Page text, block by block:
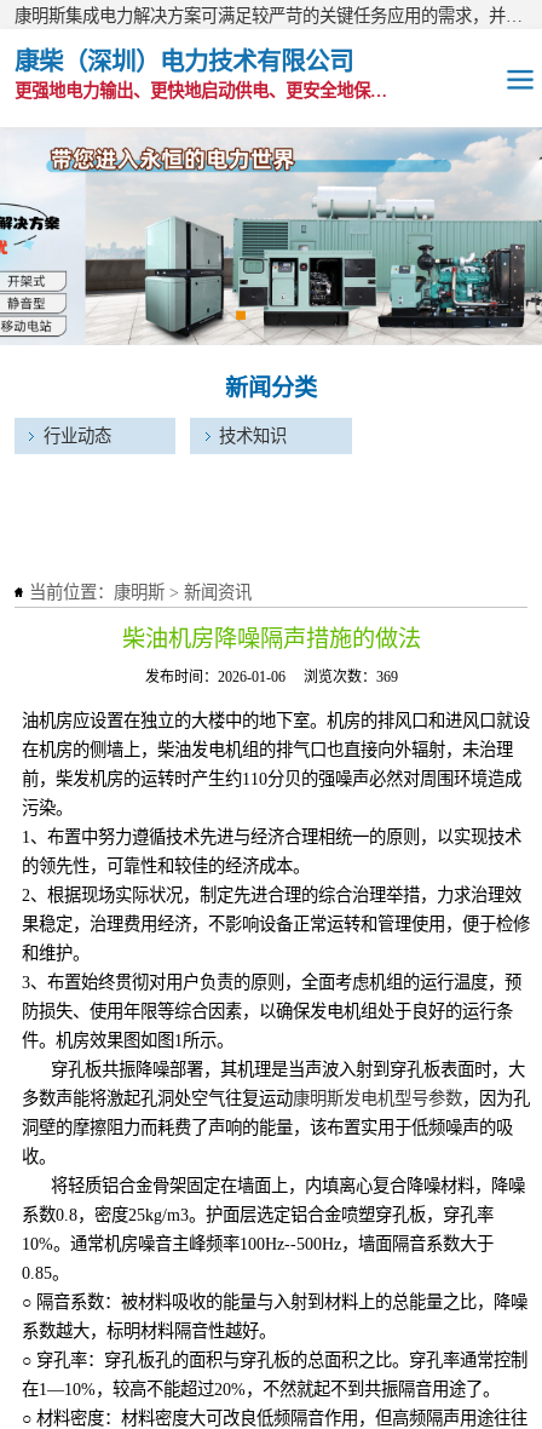
康柴（深圳）电力技术有限公司
更强地电力输出、更快地启动供电、更安全地保护功能
当前位置： 康明斯 > 新闻资讯
柴油机房降噪隔声措施的做法
发布时间：2026-01-06 浏览次数：369
油机房应设置在独立的大楼中的地下室。机房的排风口和进风口就设
在机房的侧墙上，柴油发电机组的排气口也直接向外辐射，未治理
前，柴发机房的运转时产生约110分贝的强噪声必然对周围环境造成
污染。
1、布置中努力遵循技术先进与经济合理相统一的原则，以实现技术
的领先性，可靠性和较佳的经济成本。
2、根据现场实际状况，制定先进合理的综合治理举措，力求治理效
果稳定，治理费用经济，不影响设备正常运转和管理使用，便于检修
和维护。
3、布置始终贯彻对用户负责的原则，全面考虑机组的运行温度，预
防损失、使用年限等综合因素，以确保发电机组处于良好的运行条
件。机房效果图如图1所示。
穿孔板共振降噪部署，其机理是当声波入射到穿孔板表面时，大
多数声能将激起孔洞处空气往复运动康明斯发电机型号参数，因为孔
洞壁的摩擦阻力而耗费了声响的能量，该布置实用于低频噪声的吸
收。
将轻质铝合金骨架固定在墙面上，内填离心复合降噪材料，降噪
系数0.8，密度25kg/m3。护面层选定铝合金喷塑穿孔板，穿孔率
10%。通常机房噪音主峰频率100Hz--500Hz，墙面隔音系数大于
0.85。
○ 隔音系数：被材料吸收的能量与入射到材料上的总能量之比，降噪
系数越大，标明材料隔音性越好。
○ 穿孔率：穿孔板孔的面积与穿孔板的总面积之比。穿孔率通常控制
在1—10%，较高不能超过20%，不然就起不到共振隔音用途了。
○ 材料密度：材料密度大可改良低频隔音作用，但高频隔声用途往往
新闻分类
行业动态 技术知识
OEM发电机组
静音发电机组
移动电站
发电机出租